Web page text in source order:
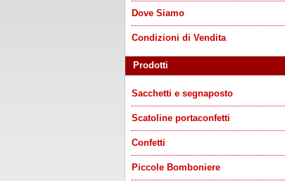
Dove Siamo
Condizioni di Vendita
Prodotti
Sacchetti e segnaposto
Scatoline portaconfetti
Confetti
Piccole Bomboniere